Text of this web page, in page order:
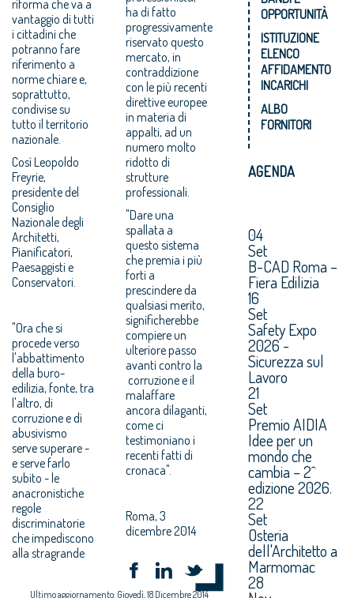
riforma che va a
vantaggio di tutti
i cittadini che
potranno fare
riferimento a
norme chiare e,
soprattutto,
condivise su
tutto il territorio
nazionale.
Così Leopoldo
Freyrie,
presidente del
Consiglio
Nazionale degli
Architetti,
Pianificatori,
Paesaggisti e
Conservatori.
"Ora che si
procede verso
l'abbattimento
della buro-
edilizia, fonte, tra
l'altro, di
corruzione e di
abusivismo
serve superare -
e serve farlo
subito - le
anacronistiche
regole
discriminatorie
che impediscono
alla stragrande
ha di fatto
progressivamente
riservato questo
mercato, in
contraddizione
con le più recenti
direttive europee
in materia di
appalti, ad un
numero molto
ridotto di
strutture
professionali.
"Dare una
spallata a
questo sistema
che premia i più
forti a
prescindere da
qualsiasi merito,
significherebbe
compiere un
ulteriore passo
avanti contro la
corruzione e il
malaffare
ancora dilaganti,
come ci
testimoniano i
recenti fatti di
cronaca".
Roma, 3
dicembre 2014
Ultimo aggiornamento: Giovedì, 18 Dicembre 2014
OPPORTUNITÀ
ISTITUZIONE
ELENCO
AFFIDAMENTO
INCARICHI
ALBO
FORNITORI
AGENDA
04
Set
B-CAD Roma –
Fiera Edilizia
16
Set
Safety Expo
2026 -
Sicurezza sul
Lavoro
21
Set
Premio AIDIA
Idee per un
mondo che
cambia – 2^
edizione 2026.
22
Set
Osteria
dell'Architetto a
Marmomac
28